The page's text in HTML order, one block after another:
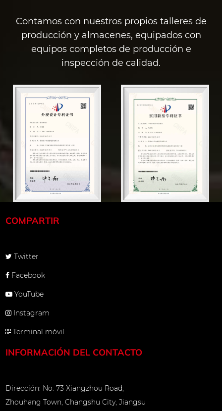
espero que podamos trabajar juntos para
mejorar cada vez más la vida de nuestras
diarias
de
razas de
de
ha
la cuerda
360
para
Los
Contamos con nuestros propios talleres de
producción y almacenes, equipados con
equipos completos de producción e
inspección de calidad.
COMPARTIR
Twitter
Facebook
YouTube
Instagram
Terminal móvil
INFORMACIÓN DEL CONTACTO
Dirección: No. 73 Xiangzhou Road,
Zhouhang Town, Changshu City, Jiangsu